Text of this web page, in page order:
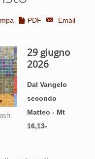
PDF Email
29 giugno
2026
Dal Vangelo
secondo
Matteo - Mt
16,13-